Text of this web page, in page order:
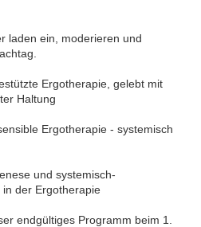
laden ein, moderieren und
Ergotherapie, gelebt mit
Haltung
Ergotherapie - systemisch
und systemisch-
der Ergotherapie
endgültiges Programm beim 1.